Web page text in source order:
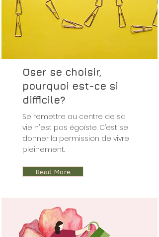
Oser se choisir,
pourquoi est-ce si
difficile?
Se remettre au centre de sa
vie n'est pas égoïste. C’est se
donner la permission de vivre
pleinement.
Read More